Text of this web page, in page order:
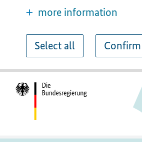
more information
Select all